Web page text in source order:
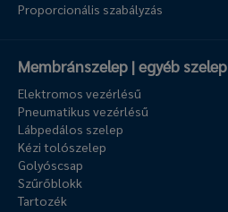
Proporcionális szabályzás
Membránszelep | egyéb szelep
Elektromos vezérlésű
Pneumatikus vezérlésű
Lábpedálos szelep
Kézi tolószelep
Golyóscsap
Szűrőblokk
Tartozék